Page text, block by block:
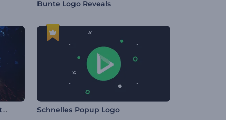
Bunte Logo Reveals
Unheimlicher Halloween-Auftakt Schnelles Popup Logo